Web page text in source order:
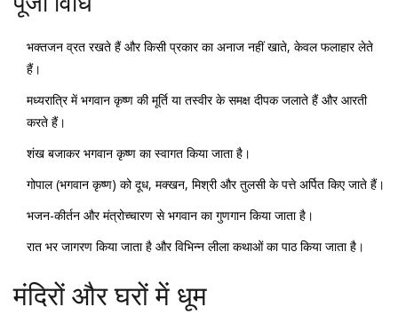
भक्तजन व्रत रखते हैं और किसी प्रकार का अनाज नहीं खाते, केवल फलाहार लेते
हैं।
मध्यरात्रि में भगवान कृष्ण की मूर्ति या तस्वीर के समक्ष दीपक जलाते हैं और आरती
करते हैं।
शंख बजाकर भगवान कृष्ण का स्वागत किया जाता है।
गोपाल (भगवान कृष्ण) को दूध, मक्खन, मिश्री और तुलसी के पत्ते अर्पित किए जाते हैं।
भजन-कीर्तन और मंत्रोच्चारण से भगवान का गुणगान किया जाता है।
रात भर जागरण किया जाता है और विभिन्न लीला कथाओं का पाठ किया जाता है।
मंदिरों और घरों में धूम